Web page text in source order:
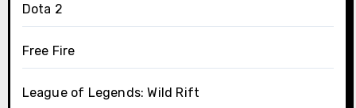
Dota 2
Free Fire
League of Legends: Wild Rift